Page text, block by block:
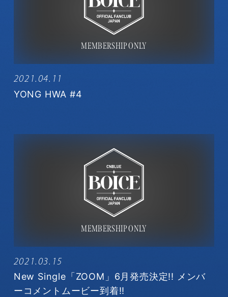
2021.04.11
YONG HWA #4
2021.03.15
New Single「ZOOM」6月発売決定!! メンバ
ーコメントムービー到着!!